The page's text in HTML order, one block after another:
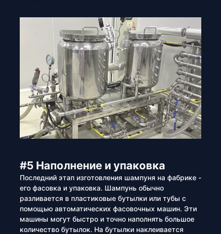
#5 Наполнение и упаковка
Последний этап изготовления шампуня на фабрике -
его фасовка и упаковка. Шампунь обычно
разливается в пластиковые бутылки или тубы с
помощью автоматических фасовочных машин. Эти
машины могут быстро и точно наполнять большое
количество бутылок. На бутылки наклеивается